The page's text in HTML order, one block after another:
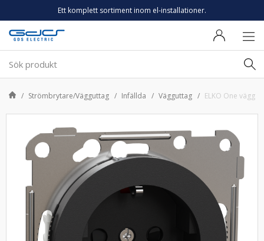
Ett komplett sortiment inom el-installationer.
Strömbrytare/Vägguttag Infällda Vägguttag ELKO One